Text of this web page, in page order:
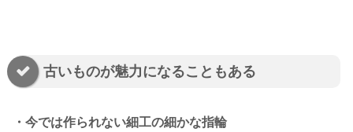
古いものが魅力になることもある
・今では作られない細工の細かな指輪